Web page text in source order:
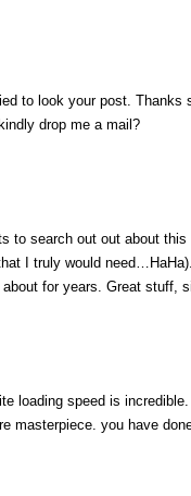
to look your post. Thanks
drop me a mail?
to search out out about
I truly would
for years. Great stuff,
loading speed is
masterpiece. you have